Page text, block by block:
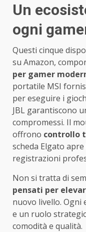
Un
ogni
Questi cinque
su Amazon,
per gamer
portatile MSI
per eseguire i
JBL garantiscono
compromessi. Il
offrono controllo
scheda Elgato
registrazioni
Non si tratta di
pensati per
nuovo livello. Ogni
e un ruolo
comodità e qualità.